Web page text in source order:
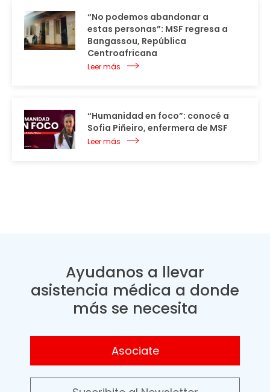
“No podemos abandonar a
estas personas”: MSF regresa a
Bangassou, República
Centroafricana
Leer más
“Humanidad en foco”: conocé a
Sofia Piñeiro, enfermera de MSF
Leer más
Ayudanos a llevar
asistencia médica a donde
más se necesita
Asociate